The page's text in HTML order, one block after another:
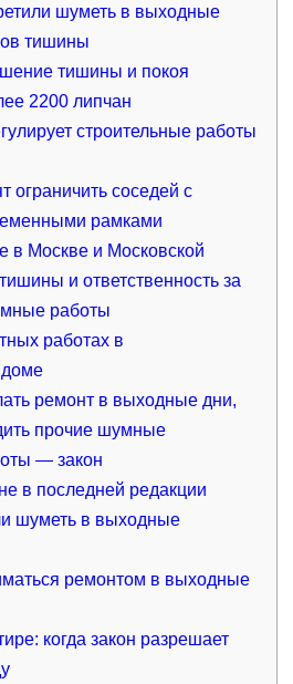
шуметь в выходные
тишины
тишины и покоя
2200 липчан
строительные работы
ограничить соседей с
рамками
в Москве и Московской
и ответственность за
работы
работах в
доме
ремонт в выходные дни,
прочие шумные
— закон
в последней редакции
шуметь в выходные
ремонтом в выходные
когда закон разрешает